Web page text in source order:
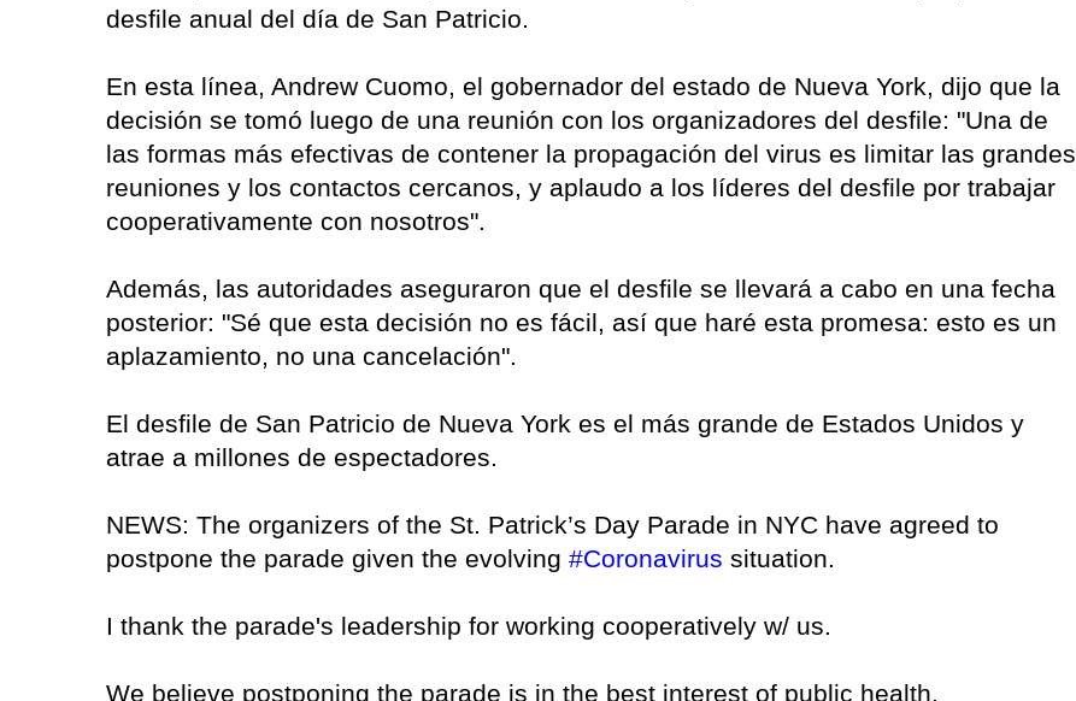
desfile anual del día de San Patricio.
En esta línea, Andrew Cuomo, el gobernador del estado de Nueva York, dijo que la
decisión se tomó luego de una reunión con los organizadores del desfile: "Una de
las formas más efectivas de contener la propagación del virus es limitar las grandes
reuniones y los contactos cercanos, y aplaudo a los líderes del desfile por trabajar
cooperativamente con nosotros".
Además, las autoridades aseguraron que el desfile se llevará a cabo en una fecha
posterior: "Sé que esta decisión no es fácil, así que haré esta promesa: esto es un
aplazamiento, no una cancelación".
El desfile de San Patricio de Nueva York es el más grande de Estados Unidos y
atrae a millones de espectadores.
NEWS: The organizers of the St. Patrick’s Day Parade in NYC have agreed to
postpone the parade given the evolving #Coronavirus situation.
I thank the parade's leadership for working cooperatively w/ us.
We believe postponing the parade is in the best interest of public health.